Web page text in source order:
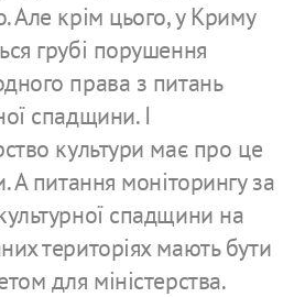
Але крім цього, у Криму
грубі порушення
права з питань
спадщини. І
культури має про це
А питання моніторингу за
спадщини на
територіях мають бути
для міністерства.